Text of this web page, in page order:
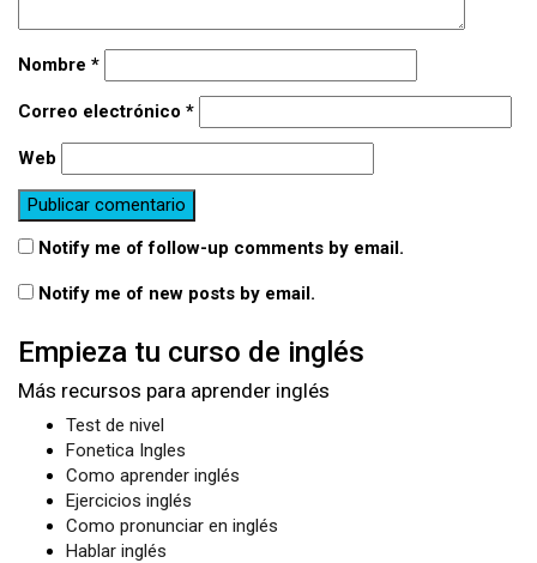
Nombre *
Correo electrónico *
Web
Notify me of follow-up comments by email.
Notify me of new posts by email.
Empieza tu curso de inglés
Más recursos para aprender inglés
Test de nivel
Fonetica Ingles
Como aprender inglés
Ejercicios inglés
Como pronunciar en inglés
Hablar inglés